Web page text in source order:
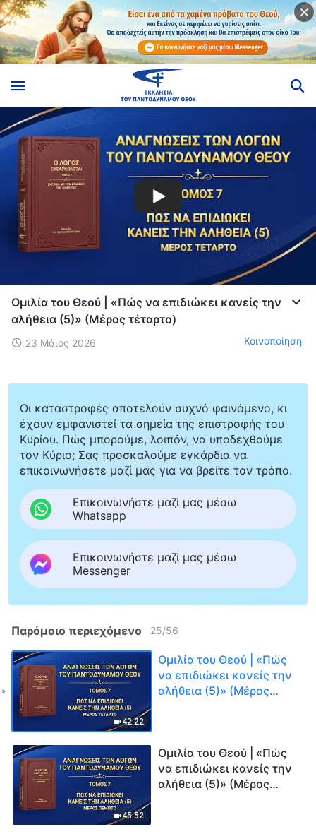
Ομιλία του Θεού | «Πώς να επιδιώκει κανείς την
αλήθεια (5)» (Μέρος τέταρτο)
23 Μάιος 2026 Κοινοποίηση
Οι καταστροφές αποτελούν συχνό φαινόμενο, κι
έχουν εμφανιστεί τα σημεία της επιστροφής του
Κυρίου. Πώς μπορούμε, λοιπόν, να υποδεχθούμε
τον Κύριο; Σας προσκαλούμε εγκάρδια να
επικοινωνήσετε μαζί μας για να βρείτε τον τρόπο.
Επικοινωνήστε μαζί μας μέσω
Whatsapp
Επικοινωνήστε μαζί μας μέσω
Messenger
Παρόμοιο περιεχόμενο 25/56
42:22
Ομιλία του Θεού | «Πώς
να επιδιώκει κανείς την
αλήθεια (5)» (Μέρος
45:52
Ομιλία του Θεού | «Πώς
να επιδιώκει κανείς την
αλήθεια (5)» (Μέρος